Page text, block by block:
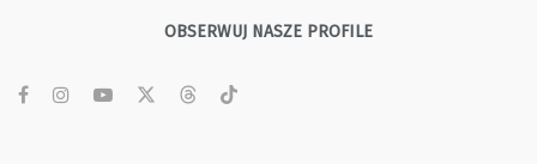
OBSERWUJ NASZE PROFILE